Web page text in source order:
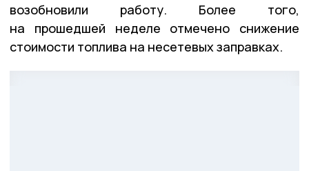
возобновили работу. Более того,
на прошедшей неделе отмечено снижение
стоимости топлива на несетевых заправках.